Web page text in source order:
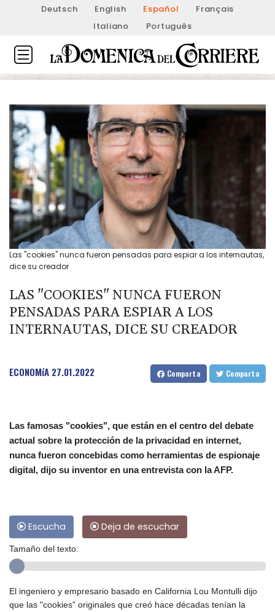
Deutsch English Español
Français
Italiano
Português
Las "cookies" nunca fueron pensadas para espiar a los internautas,
dice su creador
LAS "COOKIES" NUNCA FUERON
PENSADAS PARA ESPIAR A LOS
INTERNAUTAS, DICE SU CREADOR
ECONOMíA 27.01.2022 Comparta Comparta
Las famosas "cookies", que están en el centro del debate
actual sobre la protección de la privacidad en internet,
nunca fueron concebidas como herramientas de espionaje
digital, dijo su inventor en una entrevista con la AFP.
Escucha Deja de escuchar
Tamaño del texto:
El ingeniero y empresario basado en California Lou Montulli dijo
que las "cookies" originales que creó hace décadas tenían la